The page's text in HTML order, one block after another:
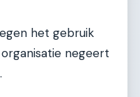
het gebruik
negeert